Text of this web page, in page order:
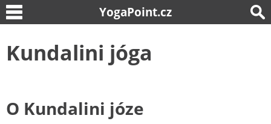
YogaPoint.cz
Kundalini jóga
O Kundalini józe